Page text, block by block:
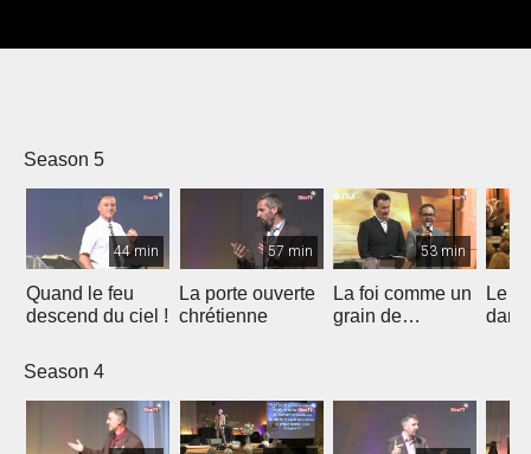
Season 5
44 min
Quand le feu
descend du ciel !
57 min
La porte ouverte
chrétienne
53 min
La foi comme un
grain de
Le
Season 4